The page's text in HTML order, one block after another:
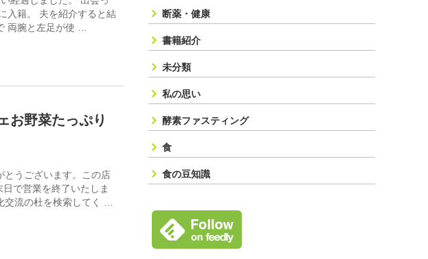
入籍。 夫を紹介すると結
両腕と左足が使 …
お野菜たっぷり
うございます。この店
で営業を終了いたしま
交流の杜を検索してく …
断薬・健康
書籍紹介
未分類
私の思い
酵素ファスティング
食
食の豆知識